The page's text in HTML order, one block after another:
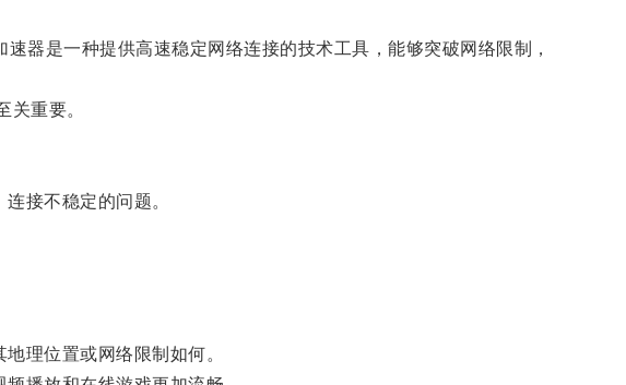
是一种提供高速稳定网络连接的技术工具，能够突破网络限制，
重要。
接不稳定的问题。
理位置或网络限制如何。